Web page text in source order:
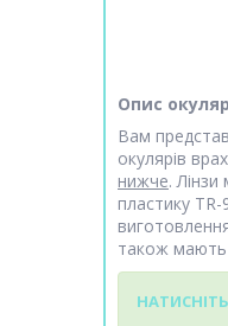
Опис
Вам
окулярів
нижче.
пластику
також мають